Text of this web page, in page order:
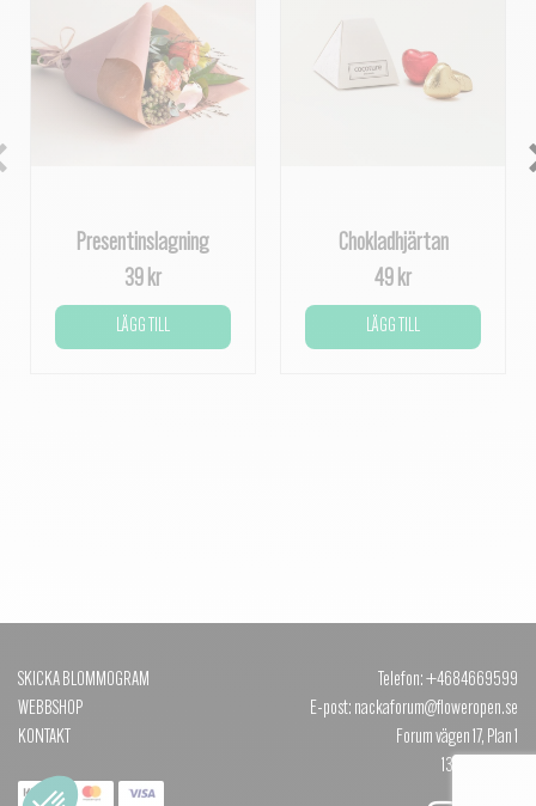
Presentinslagning
39 kr
LÄGG TILL
Chokladhjärtan
49 kr
LÄGG TILL
SKICKA BLOMMOGRAM
WEBBSHOP
KONTAKT
Telefon: +4684669599
E-post: nackaforum@floweropen.se
Forum vägen 17, Plan 1
131 40 NACKA